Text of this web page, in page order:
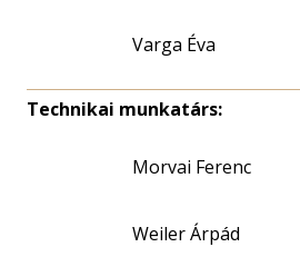
Varga Éva
Technikai munkatárs:
Morvai Ferenc
Weiler Árpád